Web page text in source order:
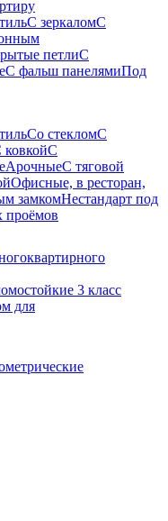
С зеркаломС
петлиС
С фальш панелямиПод
Со стекломС
ковкойС
АрочныеС тяговой
Офисные, в ресторан,
замкомНестандарт под
проёмов
3 класс
для